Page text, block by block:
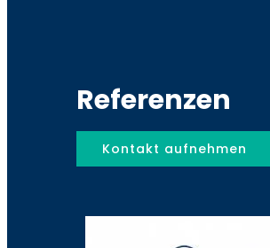
Referenzen
Kontakt aufnehmen